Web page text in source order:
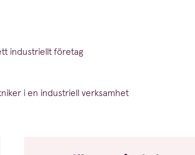
indust­riellt företag
i en industriell verksamhet